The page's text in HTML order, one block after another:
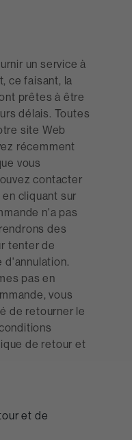
un service à
ce faisant, la
prêtes à être
délais. Toutes
site Web
récemment
vous
contacter
cliquant sur
n'a pas
des
tenter de
d'annulation.
pas en
vous
de retourner le
de retour et
et de